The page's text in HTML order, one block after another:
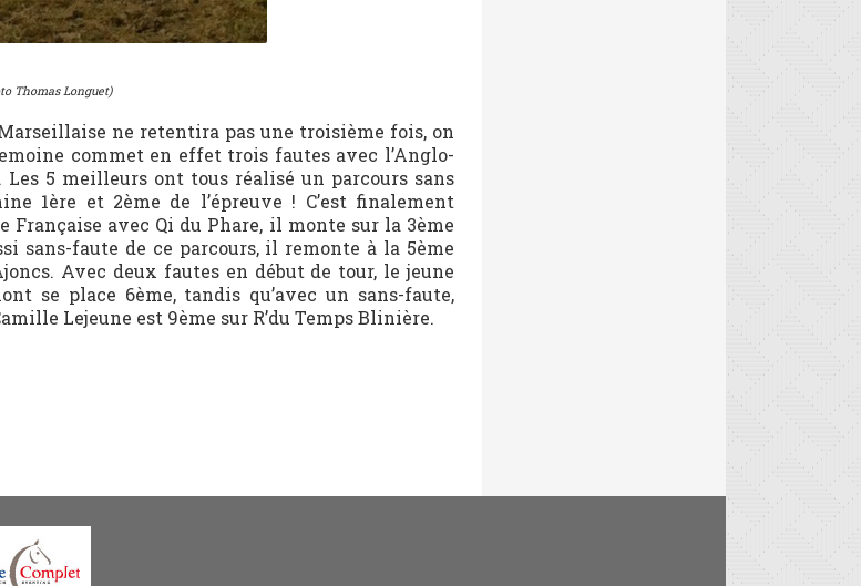
Thomas Longuet)
ne retentira pas une troisième fois, on
commet en effet trois fautes avec l’Anglo-
5 meilleurs ont tous réalisé un parcours sans
1ère et 2ème de l’épreuve ! C’est finalement
avec Qi du Phare, il monte sur la 3ème
sans-faute de ce parcours, il remonte à la 5ème
Avec deux fautes en début de tour, le jeune
se place 6ème, tandis qu’avec un sans-faute,
Lejeune est 9ème sur R’du Temps Blinière.